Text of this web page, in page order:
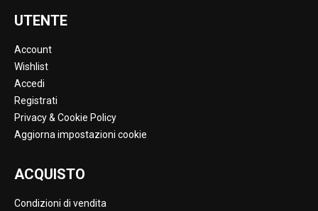
UTENTE
Account
Wishlist
Accedi
Registrati
Privacy & Cookie Policy
Aggiorna impostazioni cookie
ACQUISTO
Condizioni di vendita